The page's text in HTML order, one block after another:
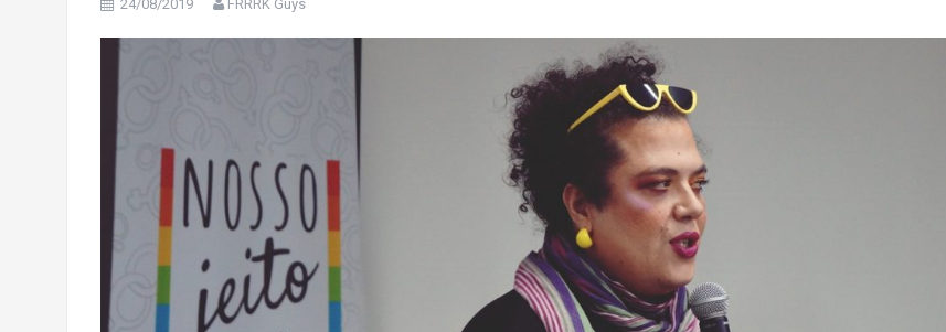
24/08/2019 FRRRK Guys